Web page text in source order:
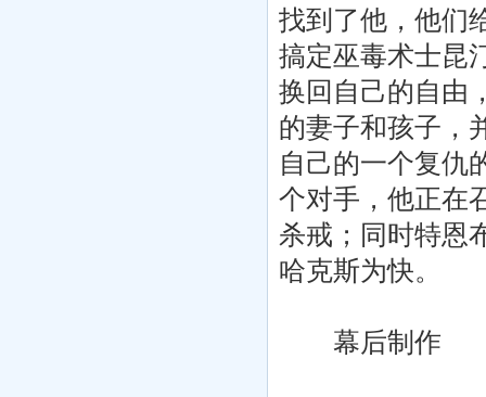
找到了他，他们
搞定巫毒术士昆
换回自己的自由
的妻子和孩子，
自己的一个复仇
个对手，他正在
杀戒；同时特恩
哈克斯为快。
幕后制作